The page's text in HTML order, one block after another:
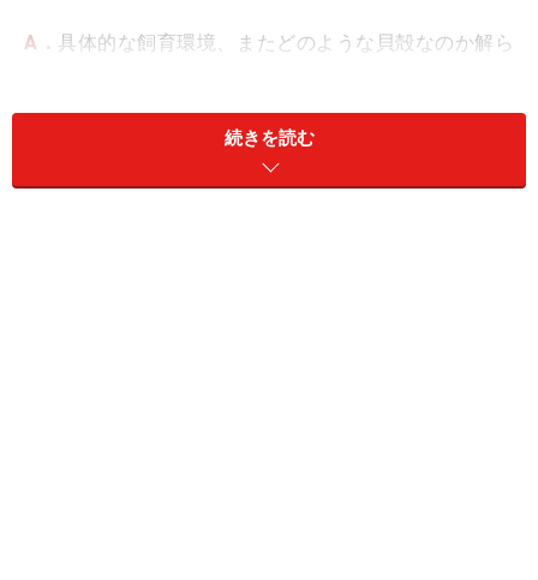
A． 具体的な飼育環境、またどのような貝殻なのか解ら
ミドリフグは、ばら撒き型の産卵を行います。よって、
産卵のために貝の中へ入り込んだのではないと思われま
続きを読む